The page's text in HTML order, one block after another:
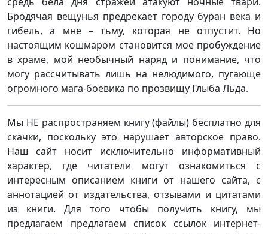
Бродячая вещунья предрекает городу буран века и
гибель, а мне – тьму, которая не отпустит. Но
настоящим кошмаром становится мое пробуждение
в храме, мой необычный наряд и понимание, что
могу рассчитывать лишь на нелюдимого, пугающе
огромного мага-боевика по прозвищу Глыба Льда.
Мы НЕ распространяем книгу (файлы) бесплатно для
скачки, поскольку это нарушает авторское право.
Наш сайт носит исключительно информативный
характер, где читатели могут ознакомиться с
интересным описанием книги от нашего сайта, с
аннотацией от издательства, отзывами и цитатами
из книги. Для того чтобы получить книгу, мы
предлагаем предлагаем список ссылок интернет-